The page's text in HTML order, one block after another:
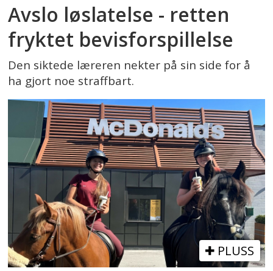
Avslo løslatelse - retten
fryktet bevisforspillelse
Den siktede læreren nekter på sin side for å
ha gjort noe straffbart.
PLUSS